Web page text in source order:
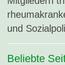
und
Beliebte